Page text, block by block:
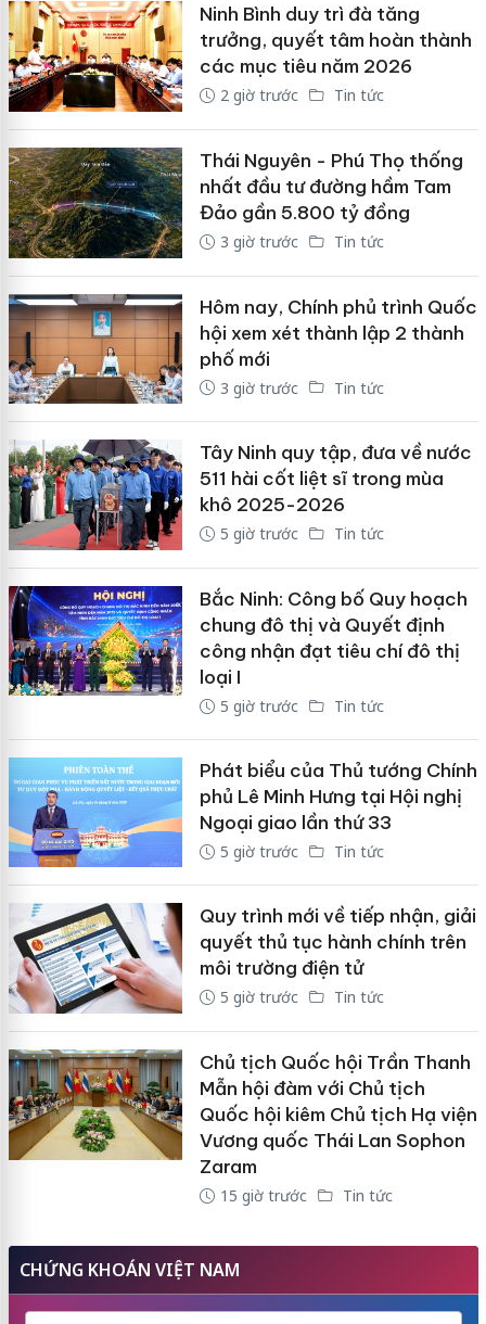
Ninh Bình duy trì đà tăng
trưởng, quyết tâm hoàn thành
các mục tiêu năm 2026
2 giờ trước Tin tức
Thái Nguyên - Phú Thọ thống
nhất đầu tư đường hầm Tam
Đảo gần 5.800 tỷ đồng
3 giờ trước Tin tức
Hôm nay, Chính phủ trình Quốc
hội xem xét thành lập 2 thành
phố mới
3 giờ trước Tin tức
Tây Ninh quy tập, đưa về nước
511 hài cốt liệt sĩ trong mùa
khô 2025-2026
5 giờ trước Tin tức
Bắc Ninh: Công bố Quy hoạch
chung đô thị và Quyết định
công nhận đạt tiêu chí đô thị
loại I
5 giờ trước Tin tức
Phát biểu của Thủ tướng Chính
phủ Lê Minh Hưng tại Hội nghị
Ngoại giao lần thứ 33
5 giờ trước Tin tức
Quy trình mới về tiếp nhận, giải
quyết thủ tục hành chính trên
môi trường điện tử
5 giờ trước Tin tức
Chủ tịch Quốc hội Trần Thanh
Mẫn hội đàm với Chủ tịch
Quốc hội kiêm Chủ tịch Hạ viện
Vương quốc Thái Lan Sophon
Zaram
15 giờ trước Tin tức
CHỨNG KHOÁN VIỆT NAM